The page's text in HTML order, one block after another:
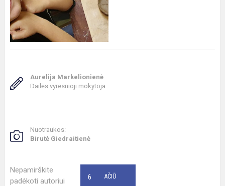
Aurelija Markelionienė
Dailės vyresnioji mokytoja
Nuotraukos:
Birutė Giedraitienė
Nepamirškite
padėkoti autoriui
AČIŪ
6